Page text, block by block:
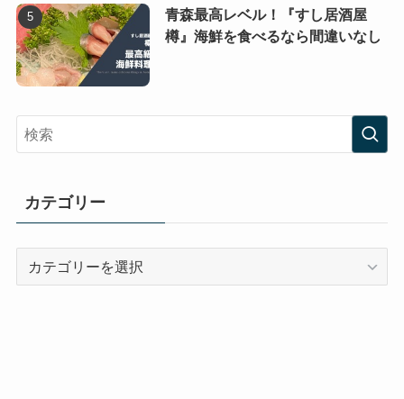
青森最高レベル！『すし居酒屋
樽』海鮮を食べるなら間違いなし
カテゴリー